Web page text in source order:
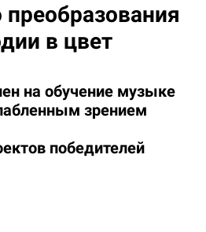
преобразования
в цвет
на обучение музыке
зрением
победителей